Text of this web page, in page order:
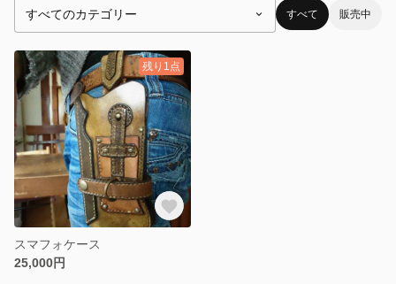
すべて 販売中
残り1点
スマフォケース
25,000円